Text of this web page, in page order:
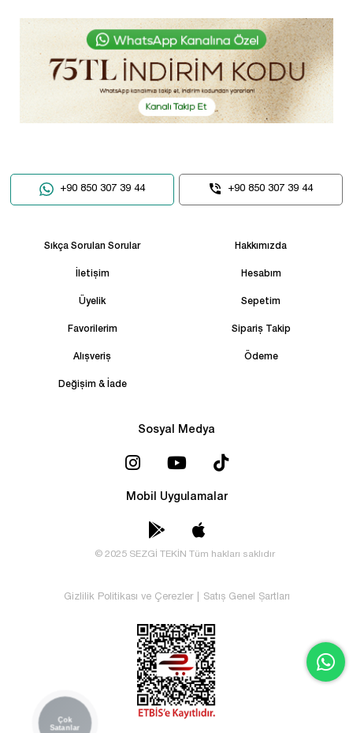
+90 850 307 39 44 +90 850 307 39 44
Sıkça Sorulan Sorular Hakkımızda
İletişim Hesabım
Üyelik Sepetim
Favorilerim Sipariş Takip
Alışveriş Ödeme
Değişim & İade
Sosyal Medya
Mobil Uygulamalar
© 2025 SEZGİ TEKİN Tüm hakları saklıdır
Gizlilik Politikası ve Çerezler Satış Genel Şartları
Çok
Satanlar